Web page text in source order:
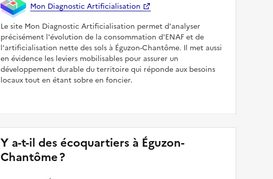
Mon Diagnostic Artificialisation
Le site Mon Diagnostic Artificialisation permet d'analyser
précisément l'évolution de la consommation d'ENAF et de
l'artificialisation nette des sols à Éguzon-Chantôme. Il met aussi
en évidence les leviers mobilisables pour assurer un
développement durable du territoire qui réponde aux besoins
locaux tout en étant sobre en foncier.
Y a-t-il des écoquartiers à Éguzon-
Chantôme ?